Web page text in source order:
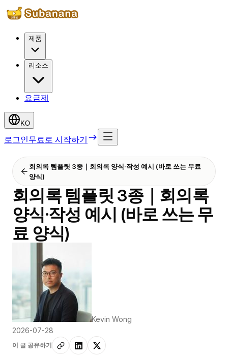
제품
리소스
요금제
KO
로그인무료로 시작하기
회의록 템플릿 3종｜회의록 양식·작성 예시 (바로 쓰는 무료
양식)
회의록 템플릿 3종｜회의록
양식·작성 예시 (바로 쓰는 무
료 양식)
Kevin Wong
2026-07-28
이 글 공유하기